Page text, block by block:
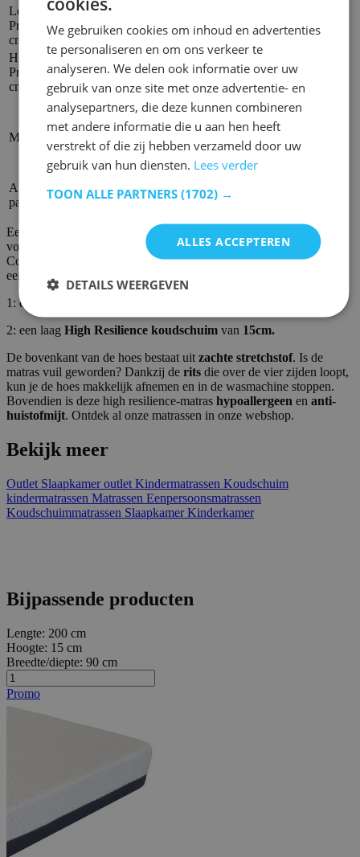
Lengte
Product -
cm
190,00 cm
Hoogte
Product -
cm
15,00 cm
Materiaal
Polyester, Koudschuim
Polyester is een
synthetische vezel op basis van aardolie. Het is een
zeer veelzijdig materiaal en wordt veel gebruikt bij de
productie van textiel, verpakkingen en diverse
consumptiegoederen.
Aantal
pakketten
1
Een goede matras is essentieel om je batterijen op te laden en er de
volgende dag volledig uitgerust weer tegenaan te gaan. De matras
Comfort heeft een ligoppervlak van90x190cmen is geschikt voor
een eenpersoonsbed. De matras bestaat uit twee lagen:
1: een tijk van polyester met grijze rits.
2: een laag High Resilience koudschuim van 15cm.
De bovenkant van de hoes bestaat uit zachte stretchstof. Is de
matras vuil geworden? Dankzij de rits die over de vier zijden loopt,
kun je de hoes makkelijk afnemen en in de wasmachine stoppen.
Bovendien is deze high resilience-matras hypoallergeen en anti-
huistofmijt. Ontdek al onze matrassen in onze webshop.
Bekijk meer
Outlet Slaapkamer outlet Kindermatrassen Koudschuim
kindermatrassen Matrassen Eenpersoonsmatrassen
Koudschuimmatrassen SlaapkamerKinderkamer
Bijpassende producten
Lengte: 200 cm
Hoogte: 15 cm
Breedte/diepte: 90 cm
Promo
We gebruiken cookies om inhoud en advertenties
te personaliseren en om ons verkeer te
analyseren. We delen ook informatie over uw
gebruik van onze site met onze advertentie- en
analysepartners, die deze kunnen combineren
met andere informatie die u aan hen heeft
verstrekt of die zij hebben verzameld door uw
gebruik van hun diensten. Lees verder
TOON ALLE PARTNERS (1702) →
ALLES ACCEPTEREN
DETAILS WEERGEVEN